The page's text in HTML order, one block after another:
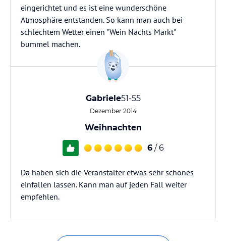
eingerichtet und es ist eine wunderschöne
Atmosphäre entstanden. So kann man auch bei
schlechtem Wetter einen "Wein Nachts Markt"
bummel machen.
Gabriele51-55
Dezember 2014
Weihnachten
6 / 6
Da haben sich die Veranstalter etwas sehr schönes
einfallen lassen. Kann man auf jeden Fall weiter
empfehlen.